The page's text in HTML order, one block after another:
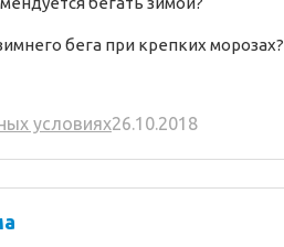
бега при крепких морозах?
условиях26.10.2018